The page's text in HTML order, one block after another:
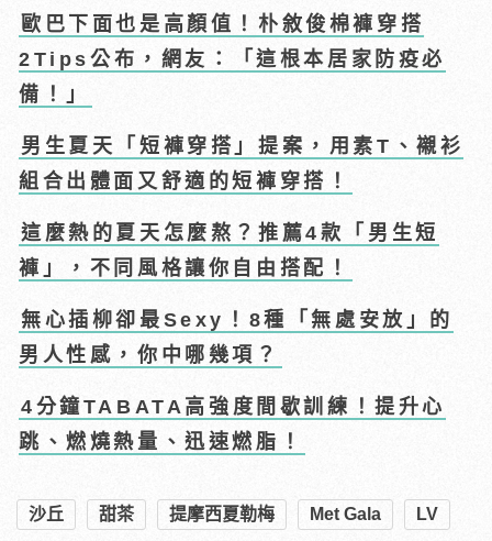
歐巴下面也是高顏值！朴敘俊棉褲穿搭
2Tips公布，網友：「這根本居家防疫必
備！」
男生夏天「短褲穿搭」提案，用素T、襯衫
組合出體面又舒適的短褲穿搭！
這麼熱的夏天怎麼熬？推薦4款「男生短
褲」，不同風格讓你自由搭配！
無心插柳卻最Sexy！8種「無處安放」的
男人性感，你中哪幾項？
4分鐘TABATA高強度間歇訓練！提升心
跳、燃燒熱量、迅速燃脂！
沙丘 甜茶 提摩西夏勒梅 Met Gala LV